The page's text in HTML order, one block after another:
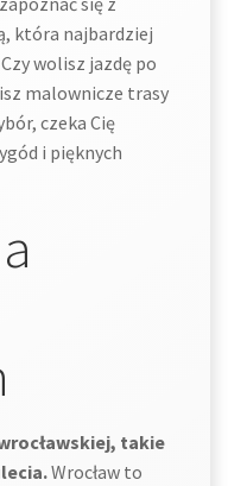
która najbardziej
wolisz jazdę po
malownicze trasy
czeka Cię
i pięknych
takie
Wrocław to